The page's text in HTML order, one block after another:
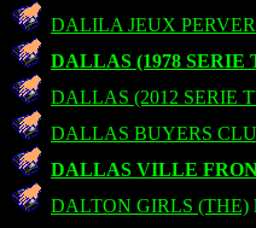
DALILA JEUX
DALLAS (1978 SERIE
DALLAS (2012 SERIE
DALLAS BUYERS
DALLAS VILLE
DALTON GIRLS (THE)